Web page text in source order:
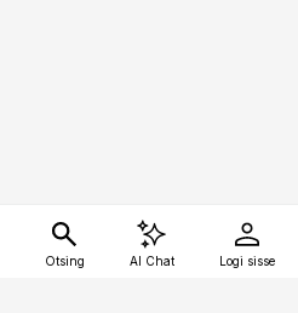
Otsing AI Chat Logi sisse